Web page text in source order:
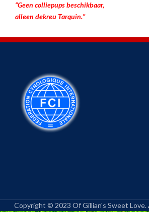
“Geen colliepups beschikbaar,
alleen dekreu Tarquin.”
Copyright © 2023 Of Gillian's Sweet Love.